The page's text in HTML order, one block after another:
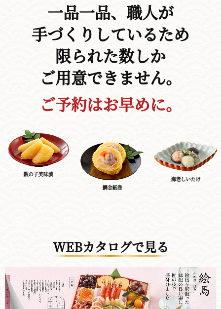
一品一品、職人が
手づくりしているため
限られた数しか
ご用意できません。
ご予約はお早めに。
数の子美味漬
鯛金紙巻
海老しいたけ
WEBカタログで見る